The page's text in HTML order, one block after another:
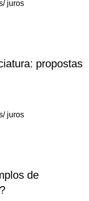
juros
propostas
juros
de